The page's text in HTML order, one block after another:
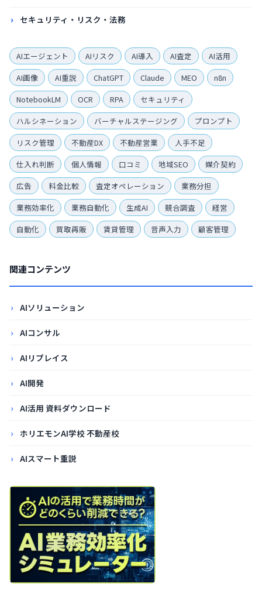
セキュリティ・リスク・法務
AIエージェント AIリスク AI導入 AI査定
AI活用
AI画像
AI重説 ChatGPT Claude MEO
n8n
NotebookLM
OCR RPA
セキュリティ
ハルシネーション
バーチャルステージング
プロンプト
リスク管理
不動産DX 不動産営業
人手不足
仕入れ判断
個人情報 口コミ 地域SEO
媒介契約
広告
料金比較 査定オペレーション
業務分担
業務効率化
業務自動化 生成AI 競合調査
経営
自動化
買取再販 賃貸管理 音声入力 顧客管理
関連コンテンツ
AIソリューション
AIコンサル
AIリプレイス
AI開発
AI活用 資料ダウンロード
ホリエモンAI学校 不動産校
AIスマート重説